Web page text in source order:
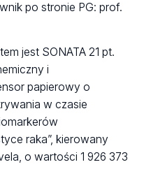
po stronie PG: prof.
jest SONATA 21 pt.
i
papierowy o
w czasie
raka”, kierowany
o wartości 1 926 373